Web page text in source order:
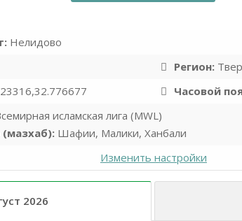
Нелидово
Регион:
Часовой
исламская лига (MWL)
Шафии, Малики, Ханбали
Изменить настройки
2026